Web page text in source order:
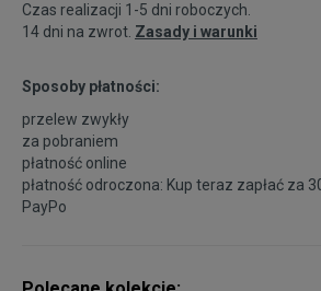
Czas realizacji 1-5 dni roboczych.
14 dni na zwrot. Zasady i warunki
Sposoby płatności:
przelew zwykły
za pobraniem
płatność online
płatność odroczona: Kup teraz zapłać za
PayPo